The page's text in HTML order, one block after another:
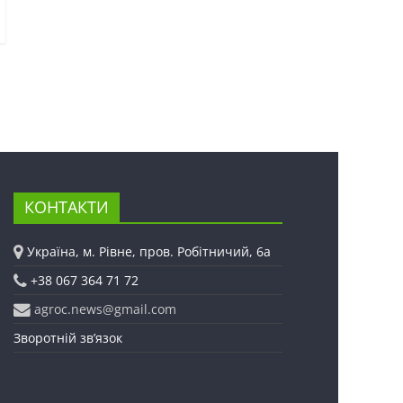
КОНТАКТИ
Україна, м. Рівне, пров. Робітничий, 6а
+38 067 364 71 72
agroc.news@gmail.com
Зворотній зв’язок